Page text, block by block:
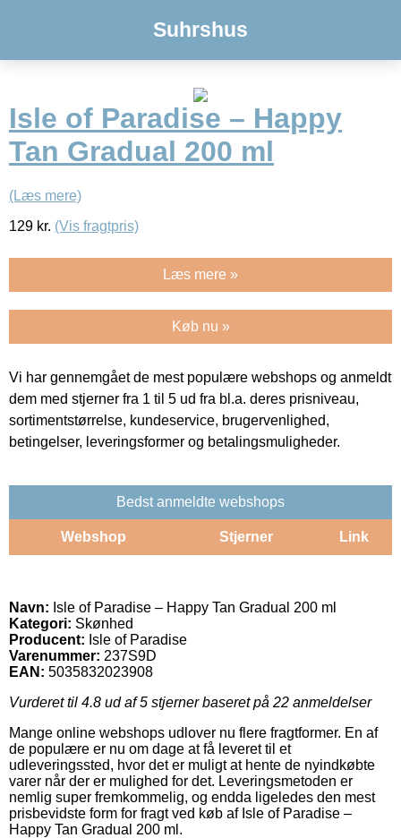
Suhrshus
Isle of Paradise – Happy
Tan Gradual 200 ml
(Læs mere)
129 kr. (Vis fragtpris)
Læs mere »
Køb nu »
Vi har gennemgået de mest populære webshops og anmeldt
dem med stjerner fra 1 til 5 ud fra bl.a. deres prisniveau,
sortimentstørrelse, kundeservice, brugervenlighed,
betingelser, leveringsformer og betalingsmuligheder.
Bedst anmeldte webshops
Webshop Stjerner Link
Navn: Isle of Paradise – Happy Tan Gradual 200 ml
Kategori: Skønhed
Producent: Isle of Paradise
Varenummer: 237S9D
EAN: 5035832023908
Vurderet til 4.8 ud af 5 stjerner baseret på 22 anmeldelser
Mange online webshops udlover nu flere fragtformer. En af
de populære er nu om dage at få leveret til et
udleveringssted, hvor det er muligt at hente de nyindkøbte
varer når der er mulighed for det. Leveringsmetoden er
nemlig super fremkommelig, og endda ligeledes den mest
prisbevidste form for fragt ved køb af Isle of Paradise –
Happy Tan Gradual 200 ml.